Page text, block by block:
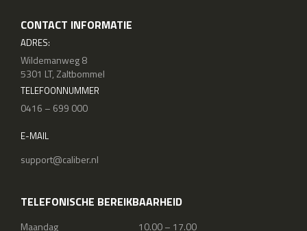
CONTACT INFORMATIE
ADRES:
Wildemanweg 8
5301 LT, Zaltbommel
TELEFOONNUMMER
0416 – 699 000
E-MAIL
support@caliber.nl
TELEFONISCHE BEREIKBAARHEID
Maandag
10.00 – 17.00